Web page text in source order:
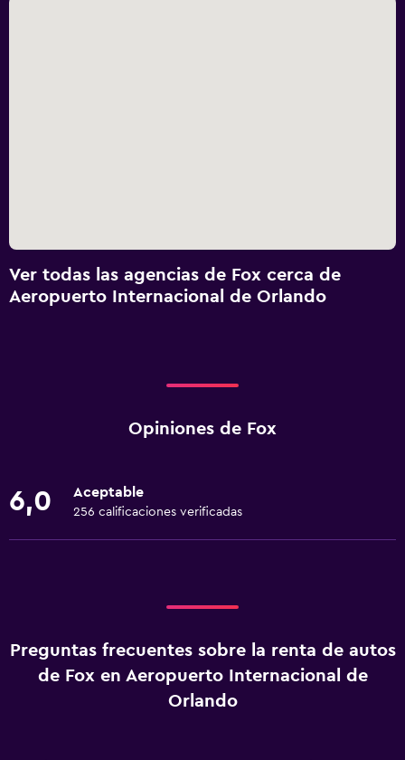
Ver todas las agencias de Fox cerca de
Aeropuerto Internacional de Orlando
Opiniones de Fox
6,0 Aceptable
256 calificaciones verificadas
Preguntas frecuentes sobre la renta de autos
de Fox en Aeropuerto Internacional de
Orlando